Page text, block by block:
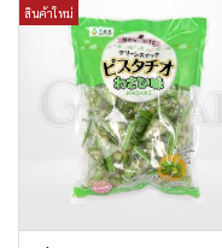
สินค้าใหม่